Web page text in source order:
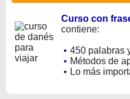
Curso con
contiene:
• 450 palabras
• Métodos de
• Lo más